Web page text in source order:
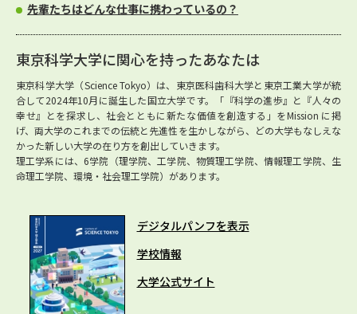
先輩たちはどんな仕事に携わっているの？
東京科学大学に関心を持ったあなたは
東京科学大学（Science Tokyo）は、東京医科歯科大学と東京工業大学が統
合して2024年10月に誕生した国立大学です。「『科学の進歩』と『人々の
幸せ』とを探求し、社会とともに新たな価値を創造する」をMission に掲
げ、両大学のこれまでの伝統と先進性を生かしながら、どの大学もなしえな
かった新しい大学の在り方を創出していきます。
理工学系には、6学院（理学院、工学院、物質理工学院、情報理工学院、生
命理工学院、環境・社会理工学院）があります。
デジタルパンフを表示
学校情報
大学公式サイト